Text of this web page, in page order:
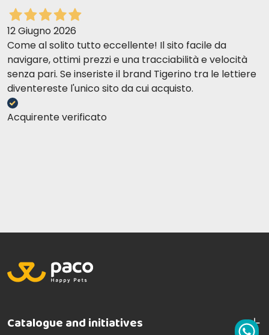
12 Giugno 2026
Come al solito tutto eccellente! Il sito facile da
navigare, ottimi prezzi e una tracciabilità e velocità
senza pari. Se inseriste il brand Tigerino tra le lettiere
diventereste l'unico sito da cui acquisto.
Acquirente verificato
Catalogue and initiatives